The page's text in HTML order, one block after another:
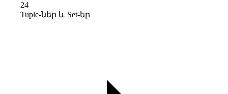
24
Tuple-ներ և Set-եր